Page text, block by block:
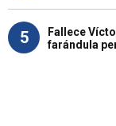
5
Fallece
farándula